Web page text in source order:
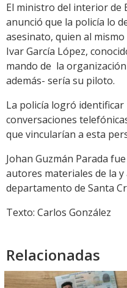
El ministro del interior de
anunció que la policía lo
asesinato, quien al
Ivar García López,
mando de la
además- sería su piloto.
La policía logró identificar
conversaciones
que vincularían a esta
Johan Guzmán Parada
autores materiales de la
departamento de Santa
Texto: Carlos González
Relacionadas